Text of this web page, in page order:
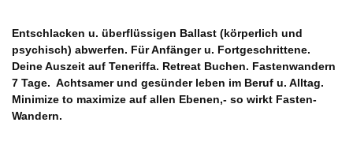
Entschlacken u. überflüssigen Ballast (körperlich und
psychisch) abwerfen. Für Anfänger u. Fortgeschrittene.
Deine Auszeit auf Teneriffa. Retreat Buchen. Fastenwandern
7 Tage. Achtsamer und gesünder leben im Beruf u. Alltag.
Minimize to maximize auf allen Ebenen,- so wirkt Fasten-
Wandern.